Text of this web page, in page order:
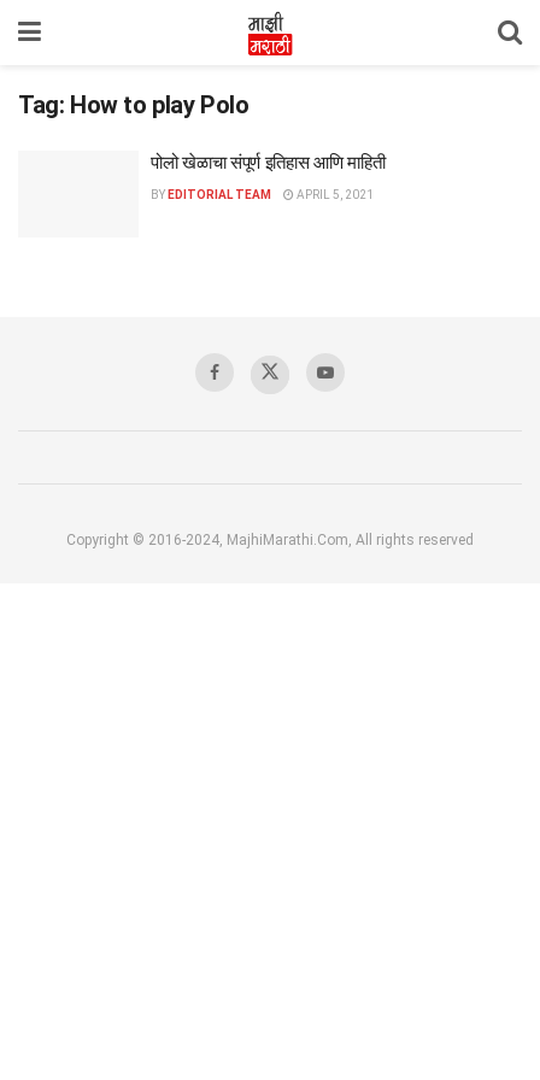
Tag: How to play Polo
पोलो खेळाचा संपूर्ण इतिहास आणि माहिती
BY EDITORIAL TEAM APRIL 5, 2021
Copyright © 2016-2024, MajhiMarathi.Com, All rights reserved